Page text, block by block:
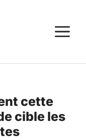
cette
cible les